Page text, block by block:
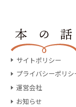
サイトポリシー
プライバシーポリシ
運営会社
お知らせ